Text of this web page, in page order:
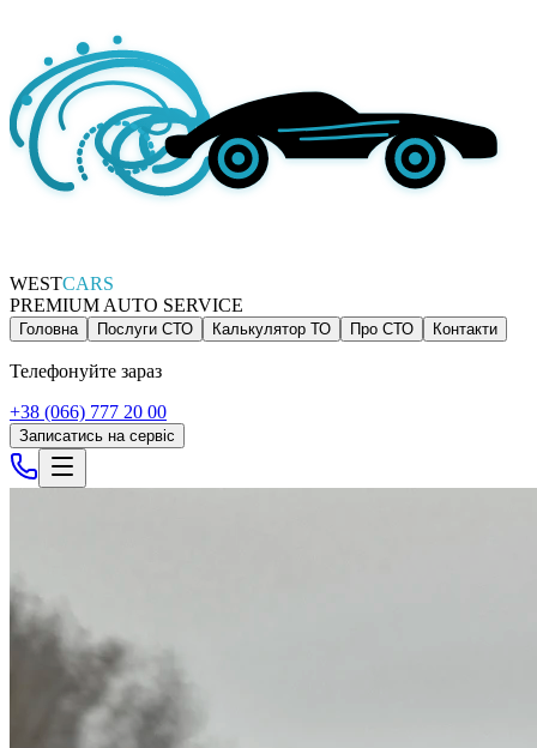
WESTCARS
PREMIUM AUTO SERVICE
Головна Послуги СТО Калькулятор ТО Про СТО Контакти
Телефонуйте зараз
+38 (066) 777 20 00
Записатись на сервіс